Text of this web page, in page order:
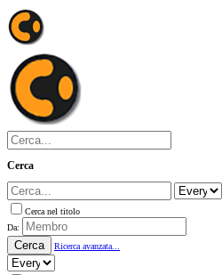
Cerca
Cerca nel titolo
Da:
Cerca Ricerca avanzata...